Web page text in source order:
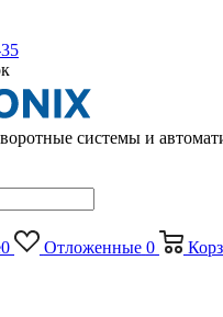
системы и
0 Отложенные 0